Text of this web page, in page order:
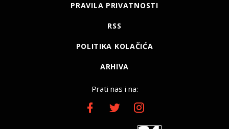
PRAVILA PRIVATNOSTI
RSS
POLITIKA KOLAČIĆA
ARHIVA
Prati nas i na: